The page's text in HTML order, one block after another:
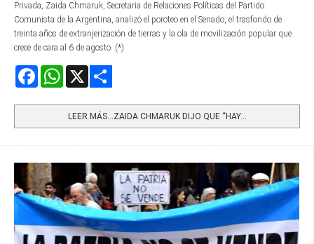
Privada, Zaida Chmaruk, Secretaria de Relaciones Políticas del Partido
Comunista de la Argentina, analizó el poroteo en el Senado, el trasfondo de
treinta años de extranjerización de tierras y la ola de movilización popular que
crece de cara al 6 de agosto. (*)
FacebookWhatsApp
LEER MÁS…ZAIDA CHMARUK DIJO QUE “HAY...